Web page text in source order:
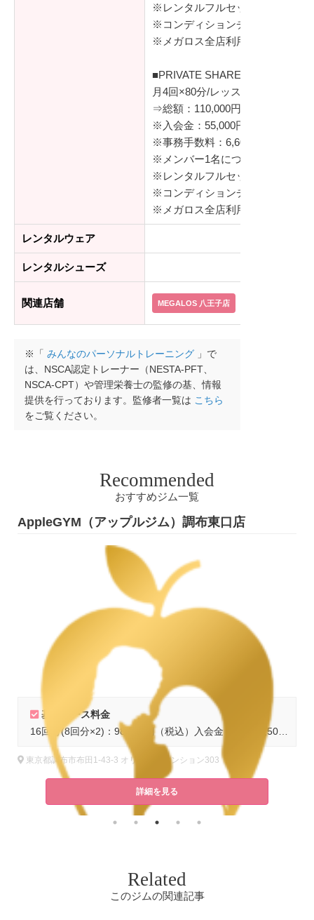
※レンタルフルセット（シューズ
※コンディションチェック（体組
※メガロス全店利用可
■PRIVATE SHARE
月4回×80分/レッスン
⇒総額：110,000円（税込）
※入会金：55,000円（税込）
※事務手数料：6,600円（税込）
※メンバー1名につき、同伴ゲス
※レンタルフルセット（シューズ
※コンディションチェック（体組
※メガロス全店利用可（登録者ご
レンタルウェア
レンタルシューズ
関連店舗 MEGALOS 八王子店
※「 みんなのパーソナルトレーニング 」で
は、NSCA認定トレーナー（NESTA-PFT、
NSCA-CPT）や管理栄養士の監修の基、情報
提供を行っております。監修者一覧は こちら
をご覧ください。
Recommended
おすすめジム一覧
AppleGYM（アップルジム）調布東口店
基本コース料金
東京都調布市布田1-43-3 オリエントマンション303
詳細を見る
Related
このジムの関連記事